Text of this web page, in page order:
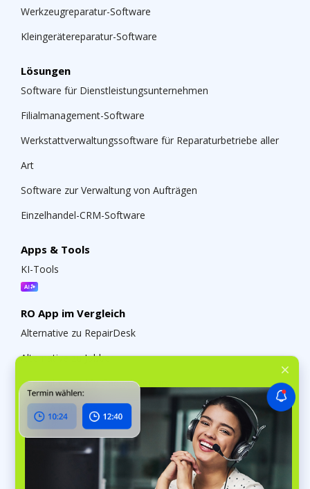
Werkzeugreparatur-Software
Kleingerätereparatur-Software
Lösungen
Software für Dienstleistungsunternehmen
Filialmanagement-Software
Werkstattverwaltungssoftware für Reparaturbetriebe aller
Art
Software zur Verwaltung von Aufträgen
Einzelhandel-CRM-Software
Apps & Tools
KI-Tools
RO App im Vergleich
Alternative zu RepairDesk
Alternative zu Jobber
Alternative zu My Gadget Repairs
Odoo-Alternative
Über RO App